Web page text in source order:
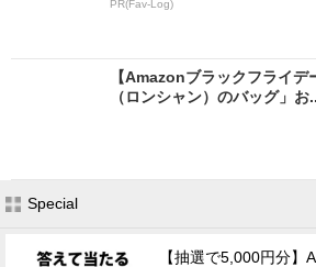
PR(Fav-Log)
【Amazonブラックフライ
（ロンシャン）のバッグ」お
Special
【抽選で5,000円分